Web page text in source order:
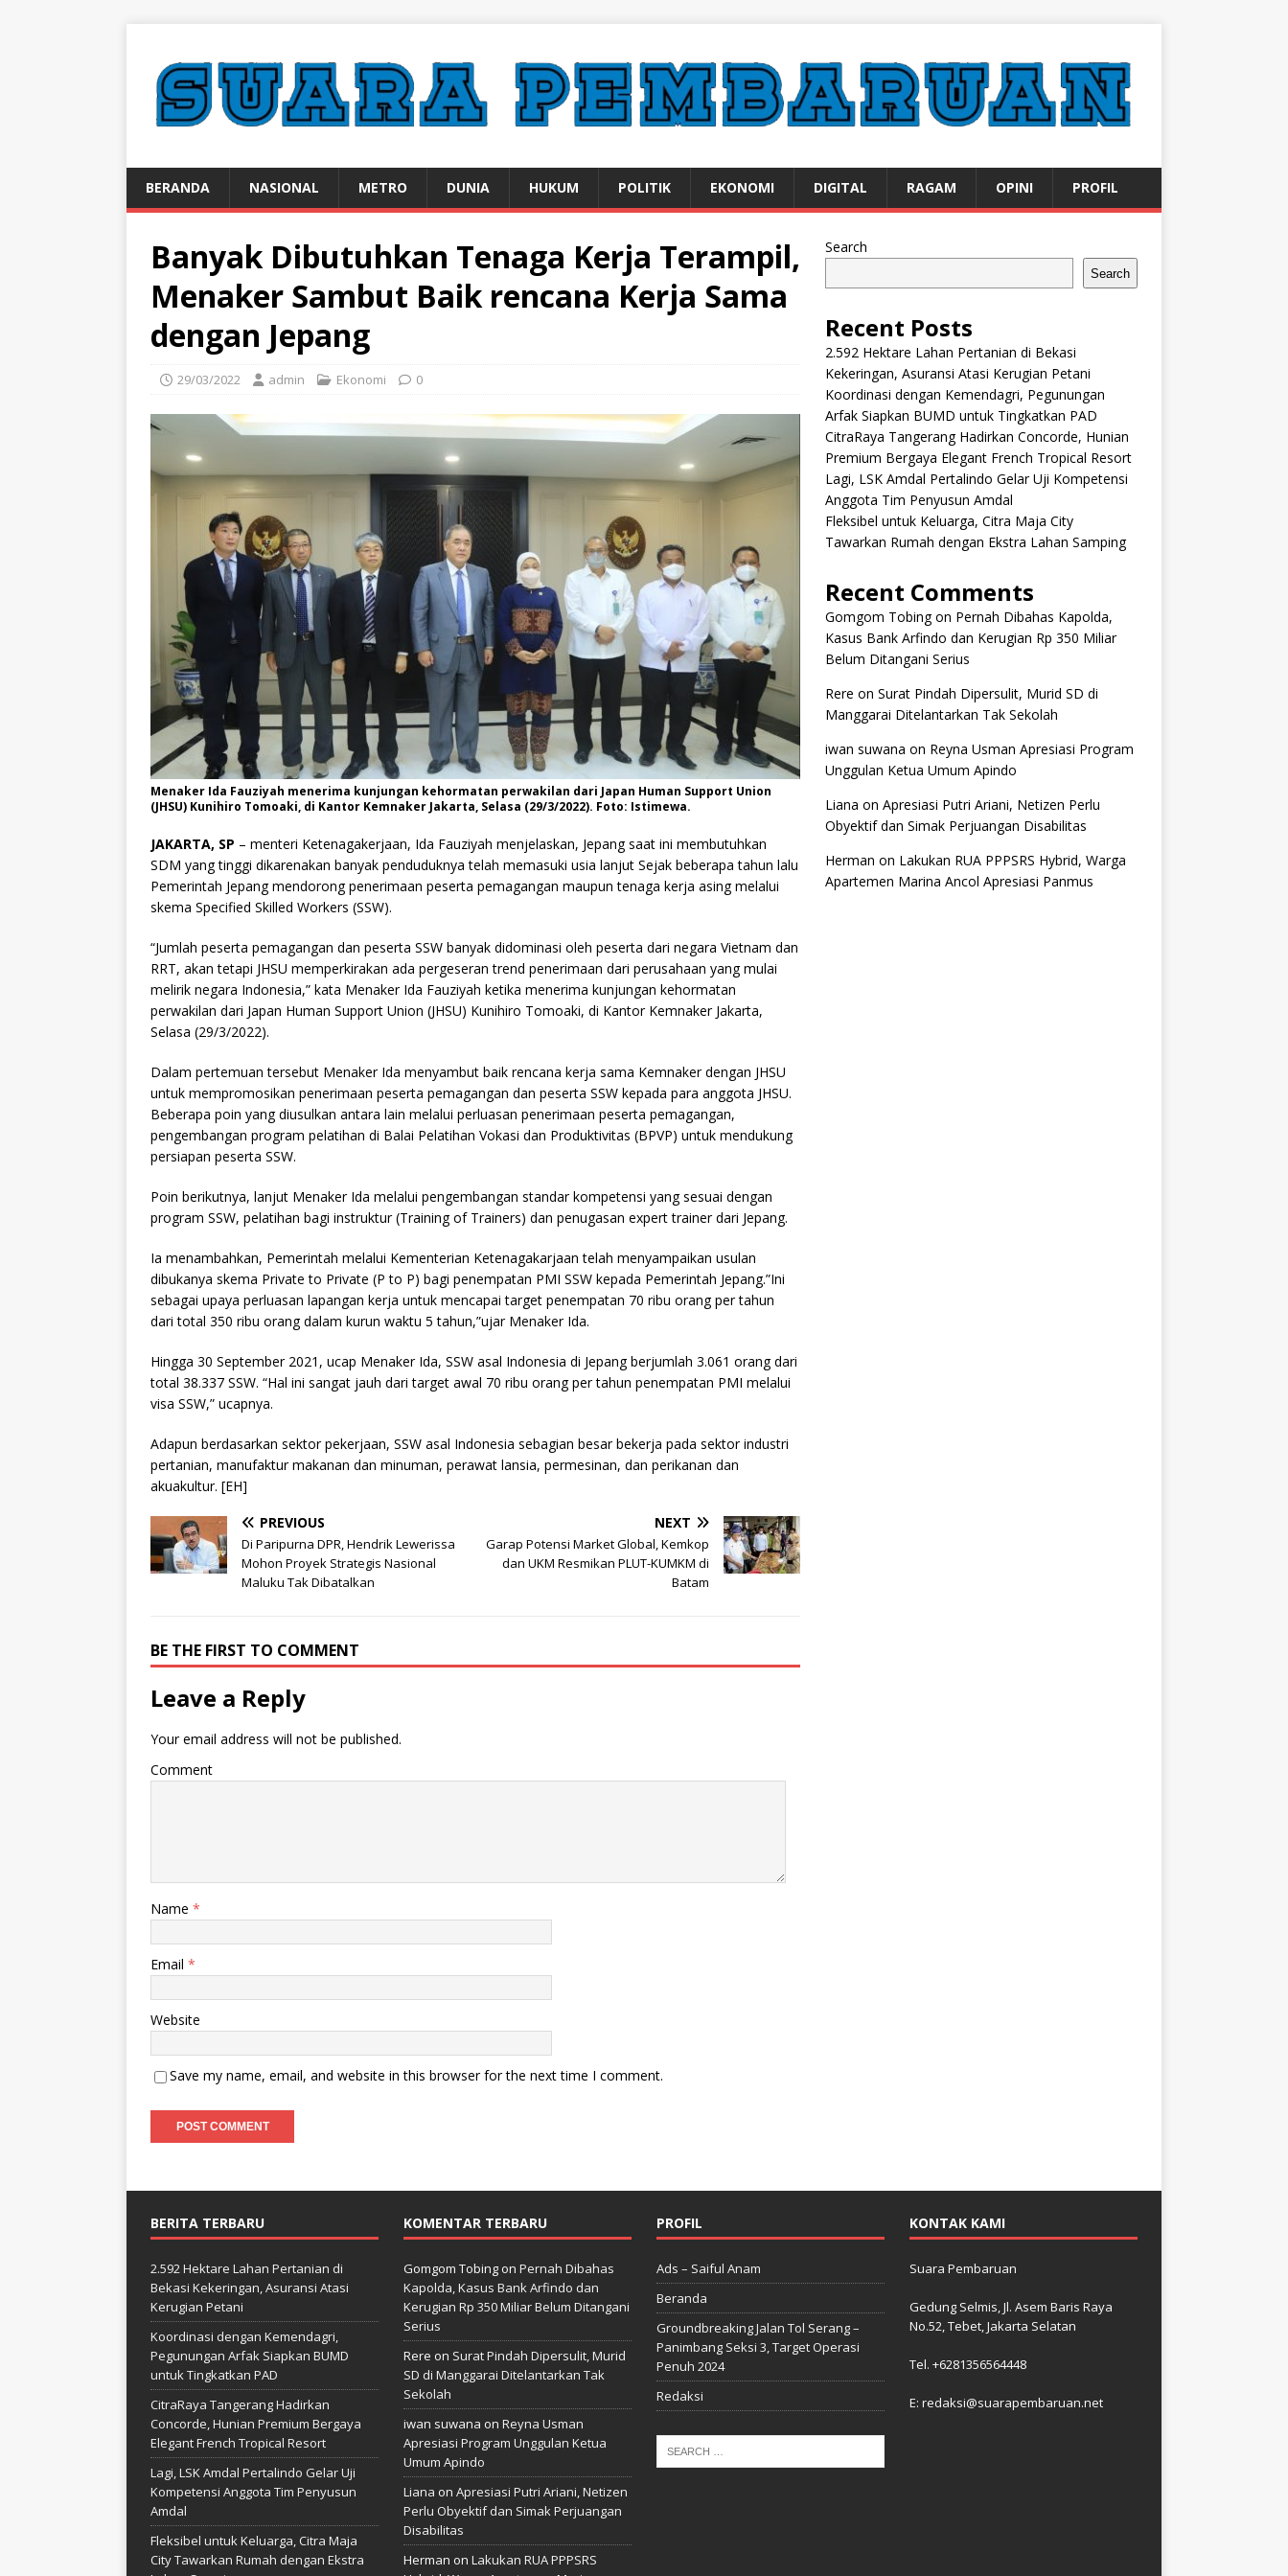
BERANDA NASIONAL METRO DUNIA HUKUM POLITIK EKONOMI DIGITAL RAGAM OPINI PROFIL
Banyak Dibutuhkan Tenaga Kerja Terampil,
Menaker Sambut Baik rencana Kerja Sama
dengan Jepang
29/03/2022 admin Ekonomi 0
Menaker Ida Fauziyah menerima kunjungan kehormatan perwakilan dari Japan Human Support Union
(JHSU) Kunihiro Tomoaki, di Kantor Kemnaker Jakarta, Selasa (29/3/2022). Foto: Istimewa.
JAKARTA, SP – menteri Ketenagakerjaan, Ida Fauziyah menjelaskan, Jepang saat ini membutuhkan
SDM yang tinggi dikarenakan banyak penduduknya telah memasuki usia lanjut Sejak beberapa tahun lalu
Pemerintah Jepang mendorong penerimaan peserta pemagangan maupun tenaga kerja asing melalui
skema Specified Skilled Workers (SSW).
“Jumlah peserta pemagangan dan peserta SSW banyak didominasi oleh peserta dari negara Vietnam dan
RRT, akan tetapi JHSU memperkirakan ada pergeseran trend penerimaan dari perusahaan yang mulai
melirik negara Indonesia,” kata Menaker Ida Fauziyah ketika menerima kunjungan kehormatan
perwakilan dari Japan Human Support Union (JHSU) Kunihiro Tomoaki, di Kantor Kemnaker Jakarta,
Selasa (29/3/2022).
Dalam pertemuan tersebut Menaker Ida menyambut baik rencana kerja sama Kemnaker dengan JHSU
untuk mempromosikan penerimaan peserta pemagangan dan peserta SSW kepada para anggota JHSU.
Beberapa poin yang diusulkan antara lain melalui perluasan penerimaan peserta pemagangan,
pengembangan program pelatihan di Balai Pelatihan Vokasi dan Produktivitas (BPVP) untuk mendukung
persiapan peserta SSW.
Poin berikutnya, lanjut Menaker Ida melalui pengembangan standar kompetensi yang sesuai dengan
program SSW, pelatihan bagi instruktur (Training of Trainers) dan penugasan expert trainer dari Jepang.
Ia menambahkan, Pemerintah melalui Kementerian Ketenagakarjaan telah menyampaikan usulan
dibukanya skema Private to Private (P to P) bagi penempatan PMI SSW kepada Pemerintah Jepang.”Ini
sebagai upaya perluasan lapangan kerja untuk mencapai target penempatan 70 ribu orang per tahun
dari total 350 ribu orang dalam kurun waktu 5 tahun,”ujar Menaker Ida.
Hingga 30 September 2021, ucap Menaker Ida, SSW asal Indonesia di Jepang berjumlah 3.061 orang dari
total 38.337 SSW. “Hal ini sangat jauh dari target awal 70 ribu orang per tahun penempatan PMI melalui
visa SSW,” ucapnya.
Adapun berdasarkan sektor pekerjaan, SSW asal Indonesia sebagian besar bekerja pada sektor industri
pertanian, manufaktur makanan dan minuman, perawat lansia, permesinan, dan perikanan dan
akuakultur. [EH]
PREVIOUS
Di Paripurna DPR, Hendrik Lewerissa
Mohon Proyek Strategis Nasional
Maluku Tak Dibatalkan
NEXT
Garap Potensi Market Global, Kemkop
dan UKM Resmikan PLUT-KUMKM di
Batam
BE THE FIRST TO COMMENT
Leave a Reply
Your email address will not be published.
Comment
Name *
Email *
Website
Save my name, email, and website in this browser for the next time I comment.
Search
Search
Recent Posts
2.592 Hektare Lahan Pertanian di Bekasi
Kekeringan, Asuransi Atasi Kerugian Petani
Koordinasi dengan Kemendagri, Pegunungan
Arfak Siapkan BUMD untuk Tingkatkan PAD
CitraRaya Tangerang Hadirkan Concorde, Hunian
Premium Bergaya Elegant French Tropical Resort
Lagi, LSK Amdal Pertalindo Gelar Uji Kompetensi
Anggota Tim Penyusun Amdal
Fleksibel untuk Keluarga, Citra Maja City
Tawarkan Rumah dengan Ekstra Lahan Samping
Recent Comments
Gomgom Tobingon Pernah Dibahas Kapolda,
Kasus Bank Arfindo dan Kerugian Rp 350 Miliar
Belum Ditangani Serius
Rere on Surat Pindah Dipersulit, Murid SD di
Manggarai Ditelantarkan Tak Sekolah
iwan suwana on Reyna Usman Apresiasi Program
Unggulan Ketua Umum Apindo
Liana on Apresiasi Putri Ariani, Netizen Perlu
Obyektif dan Simak Perjuangan Disabilitas
Herman on Lakukan RUA PPPSRS Hybrid, Warga
Apartemen Marina Ancol Apresiasi Panmus
BERITA TERBARU
2.592 Hektare Lahan Pertanian di
Bekasi Kekeringan, Asuransi Atasi
Kerugian Petani
Koordinasi dengan Kemendagri,
Pegunungan Arfak Siapkan BUMD
untuk Tingkatkan PAD
CitraRaya Tangerang Hadirkan
Concorde, Hunian Premium Bergaya
Elegant French Tropical Resort
Lagi, LSK Amdal Pertalindo Gelar Uji
Kompetensi Anggota Tim Penyusun
Amdal
Fleksibel untuk Keluarga, Citra Maja
City Tawarkan Rumah dengan Ekstra
KOMENTAR TERBARU
Gomgom Tobingon Pernah Dibahas
Kapolda, Kasus Bank Arfindo dan
Kerugian Rp 350 Miliar Belum Ditangani
Serius
Rere on Surat Pindah Dipersulit, Murid
SD di Manggarai Ditelantarkan Tak
Sekolah
iwan suwana on Reyna Usman
Apresiasi Program Unggulan Ketua
Umum Apindo
Liana on Apresiasi Putri Ariani, Netizen
Perlu Obyektif dan Simak Perjuangan
Disabilitas
Herman on Lakukan RUA PPPSRS
PROFIL
Ads – Saiful Anam
Beranda
Groundbreaking Jalan Tol Serang –
Panimbang Seksi 3, Target Operasi
Penuh 2024
Redaksi
KONTAK KAMI
Suara Pembaruan
Gedung Selmis, Jl. Asem Baris Raya
No.52, Tebet, Jakarta Selatan
Tel. +6281356564448
E: redaksi@suarapembaruan.net